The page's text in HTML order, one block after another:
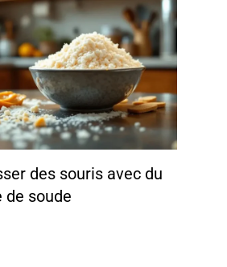
des souris avec du
de soude